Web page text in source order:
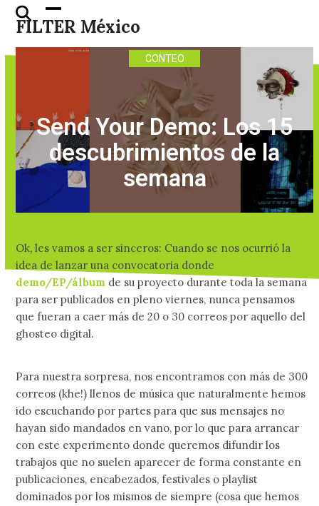
Skip
FILTER México
Open
mobile
menu
Close
mobile
menu
CONTEO
Send Your Demo: Los 15
descubrimientos de la
semana
Ok, les vamos a ser sinceros: Cuando se nos ocurrió la
idea de lanzar una convocatoria donde
demo/EP/álbum de su proyecto durante toda la semana
para ser publicados en pleno viernes, nunca pensamos
que fueran a caer más de 20 o 30 correos por aquello del
ghosteo digital.
Para nuestra sorpresa, nos encontramos con más de 300
correos (khe!) llenos de música que naturalmente hemos
ido escuchando por partes para que sus mensajes no
hayan sido mandados en vano, por lo que para arrancar
con este experimento donde queremos difundir los
trabajos que no suelen aparecer de forma constante en
publicaciones, encabezados, festivales o playlist
dominados por los mismos de siempre (cosa que hemos